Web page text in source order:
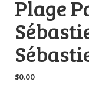
Plage
$0.00